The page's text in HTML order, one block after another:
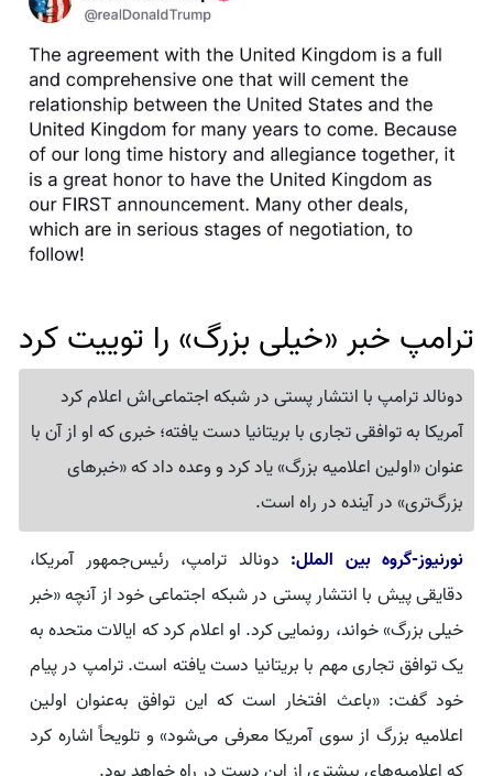
ترامپ خبر «خیلی بزرگ» را توییت کرد
دونالد ترامپ با انتشار پستی در شبکه اجتماعی‌اش اعلام کرد
آمریکا به توافقی تجاری با بریتانیا دست یافته؛ خبری که او از آن با
عنوان «اولین اعلامیه بزرگ» یاد کرد و وعده داد که «خبرهای
بزرگ‌تری» در آینده در راه است.
نورنیوز-گروه بین الملل: دونالد ترامپ، رئیس‌جمهور آمریکا،
دقایقی پیش با انتشار پستی در شبکه اجتماعی خود از آنچه «خبر
خیلی بزرگ» خواند، رونمایی کرد. او اعلام کرد که ایالات متحده به
یک توافق تجاری مهم با بریتانیا دست یافته است. ترامپ در پیام
خود گفت: «باعث افتخار است که این توافق به‌عنوان اولین
اعلامیه بزرگ از سوی آمریکا معرفی می‌شود» و تلویحاً اشاره کرد